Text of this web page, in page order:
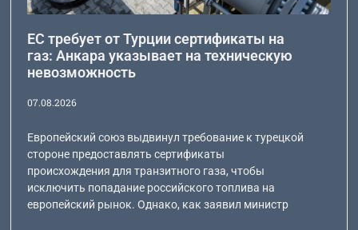
ЕС требует от Турции сертификаты на
газ: Анкара указывает на техническую
невозможность
07.08.2026
Европейский союз выдвинул требование к турецкой
стороне предоставлять сертификаты
происхождения для транзитного газа, чтобы
исключить попадание российского топлива на
европейский рынок. Однако, как заявил министр